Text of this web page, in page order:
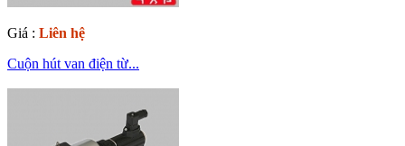
Giá : Liên hệ
Cuộn hút van điện từ...